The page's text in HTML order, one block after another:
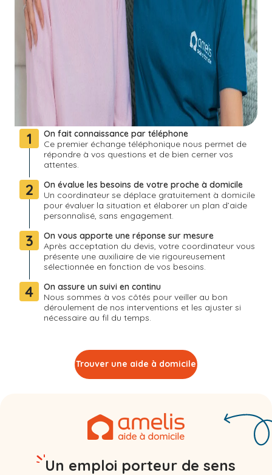
1
On fait connaissance par téléphone
Ce premier échange téléphonique nous permet de
répondre à vos questions et de bien cerner vos
attentes.
2
On évalue les besoins de votre proche à domicile
Un coordinateur se déplace gratuitement à domicile
pour évaluer la situation et élaborer un plan d’aide
personnalisé, sans engagement.
3
On vous apporte une réponse sur mesure
Après acceptation du devis, votre coordinateur vous
présente une auxiliaire de vie rigoureusement
sélectionnée en fonction de vos besoins.
4
On assure un suivi en continu
Nous sommes à vos côtés pour veiller au bon
déroulement de nos interventions et les ajuster si
nécessaire au fil du temps.
Trouver une aide à domicile
Un emploi porteur de sens